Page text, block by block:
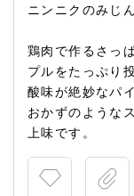
ニンニクのみじ
鶏肉で作るさっ
プルをたっぷり
酸味が絶妙なパ
おかずのような
上味です。